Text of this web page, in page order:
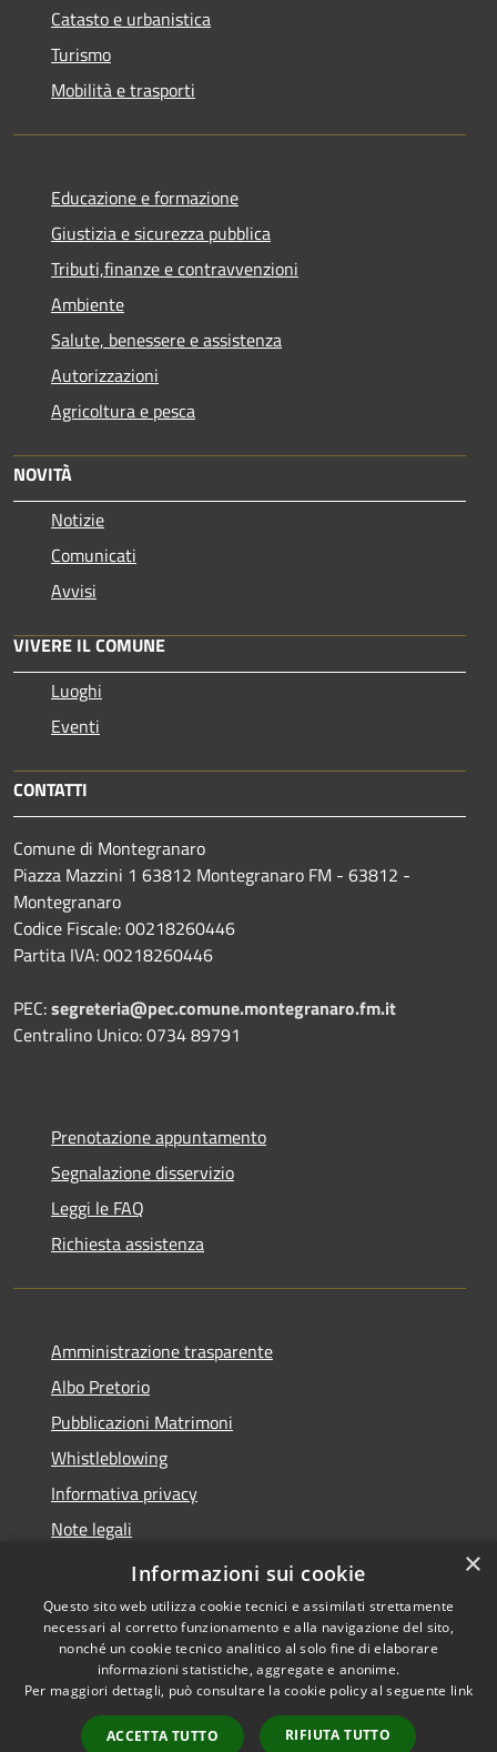
Catasto e urbanistica
Turismo
Mobilità e trasporti
Educazione e formazione
Giustizia e sicurezza pubblica
Tributi,finanze e contravvenzioni
Ambiente
Salute, benessere e assistenza
Autorizzazioni
Agricoltura e pesca
NOVITÀ
Notizie
Comunicati
Avvisi
VIVERE IL COMUNE
Luoghi
Eventi
CONTATTI
Comune di Montegranaro
Piazza Mazzini 1 63812 Montegranaro FM - 63812 -
Montegranaro
Codice Fiscale: 00218260446
Partita IVA: 00218260446
PEC:segreteria@pec.comune.montegranaro.fm.it
Centralino Unico: 0734 89791
Prenotazione appuntamento
Segnalazione disservizio
Leggi le FAQ
Richiesta assistenza
Amministrazione trasparente
Albo Pretorio
Pubblicazioni Matrimoni
Whistleblowing
Informativa privacy
Note legali
Dichiarazione di accessibilità
Accessibilità
Copyright © 2026 • Comune di
Montegranaro • Powered by
Municipium•
Accesso
×
Informazioni sui cookie
Questo sito web utilizza cookie tecnici e assimilati strettamente
necessari al corretto funzionamento e alla navigazione del sito,
nonché un cookie tecnico analitico al solo fine di elaborare
informazioni statistiche, aggregate e anonime.
Per maggiori dettagli, può consultare la cookie policy al seguente link
ACCETTA TUTTO RIFIUTA TUTTO